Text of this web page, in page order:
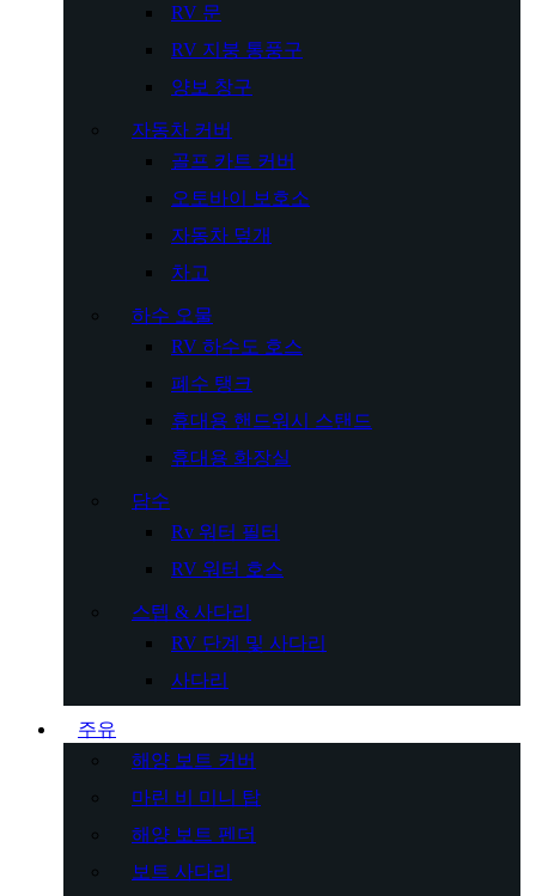
RV 문
RV 지붕 통풍구
양보 창구
자동차 커버
골프 카트 커버
오토바이 보호소
자동차 덮개
차고
하수 오물
RV 하수도 호스
폐수 탱크
휴대용 핸드워시 스탠드
휴대용 화장실
담수
Rv 워터 필터
RV 워터 호스
스텝 & 사다리
RV 단계 및 사다리
사다리
주유
해양 보트 커버
마린 비 미니 탑
해양 보트 펜더
보트 사다리